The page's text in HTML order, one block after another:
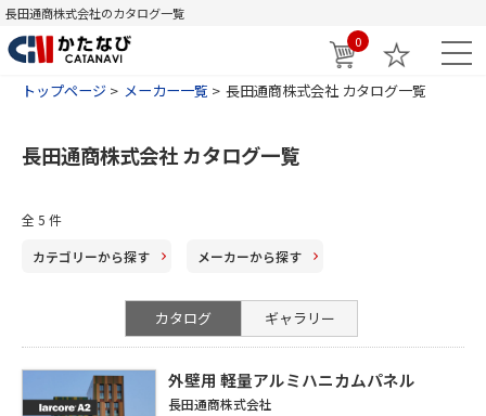
長田通商株式会社のカタログ一覧
0
トップページ メーカー一覧 長田通商株式会社 カタログ一覧
長田通商株式会社 カタログ一覧
全 5 件
カテゴリーから探す メーカーから探す
カタログ ギャラリー
外壁用 軽量アルミハニカムパネル
長田通商株式会社